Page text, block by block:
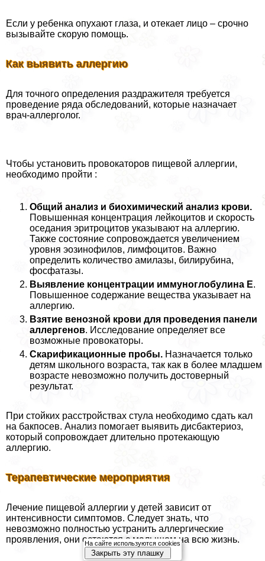
Если у ребенка опухают глаза, и отекает лицо – срочно
вызывайте скорую помощь.
Как выявить аллергию
Для точного определения раздражителя требуется
проведение ряда обследований, которые назначает
врач-аллерголог.
Чтобы установить провокаторов пищевой аллергии,
необходимо пройти :
Общий анализ и биохимический анализ крови.
Повышенная концентрация лейкоцитов и скорость
оседания эритроцитов указывают на аллергию.
Также состояние сопровождается увеличением
уровня эозинофилов, лимфоцитов. Важно
определить количество амилазы, билирубина,
фосфатазы.
Выявление концентрации иммуноглобулина E.
Повышенное содержание вещества указывает на
аллергию.
Взятие венозной крови для проведения панели
аллергенов. Исследование определяет все
возможные провокаторы.
Скарификационные пробы. Назначается только
детям школьного возраста, так как в более младшем
возрасте невозможно получить достоверный
результат.
При стойких расстройствах стула необходимо сдать кал
на бакпосев. Анализ помогает выявить дисбактериоз,
который сопровождает длительно протекающую
аллергию.
Терапевтические мероприятия
Лечение пищевой аллергии у детей зависит от
интенсивности симптомов. Следует знать, что
невозможно полностью устранить аллергические
проявления, они остаются с малышом на всю жизнь.
На сайте используются cookies
Закрыть эту плашку